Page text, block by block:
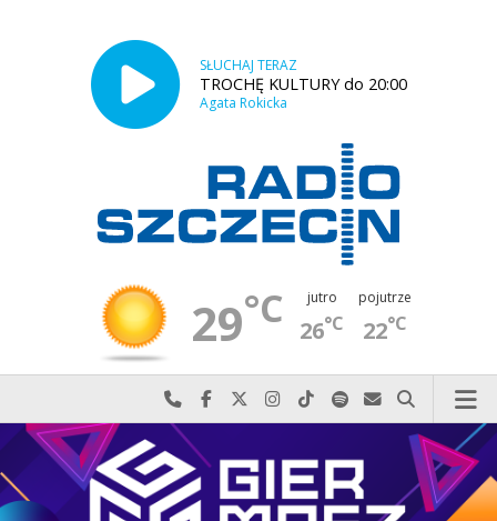
SŁUCHAJ TERAZ
TROCHĘ KULTURY do 20:00
Agata Rokicka
29°C jutro
26°C
pojutrze
22°C
Najlepiej po prostu do nas zadzwoń
Odwiedź nas na Facebook-u
Odwiedź nas na X
Odwiedź nas na Instagram-ie
Odwiedź nas na TikTok-u
Szukaj nas na Spotify
Wyślij do nas
Szukaj